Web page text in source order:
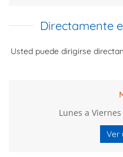
Directamente
Usted puede dirigirse
Lunes a
Ver